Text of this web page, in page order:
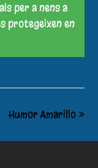
per a nens a
protegeixen en
Humor Amarillo